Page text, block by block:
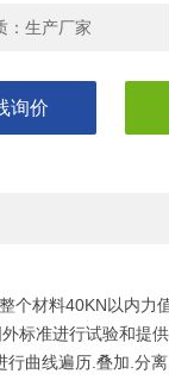
：生产厂家
询价
材料40KN以内力
标准进行试验和提
曲线遍历.叠加.分